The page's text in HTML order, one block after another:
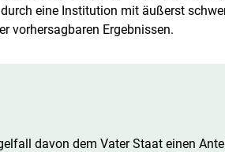
eine Institution mit äußerst
vorhersagbaren Ergebnissen.
davon dem Vater Staat einen